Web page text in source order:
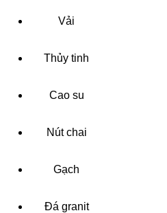
Vải
Thủy tinh
Cao su
Nút chai
Gạch
Đá granit